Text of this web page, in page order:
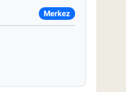
Merkez